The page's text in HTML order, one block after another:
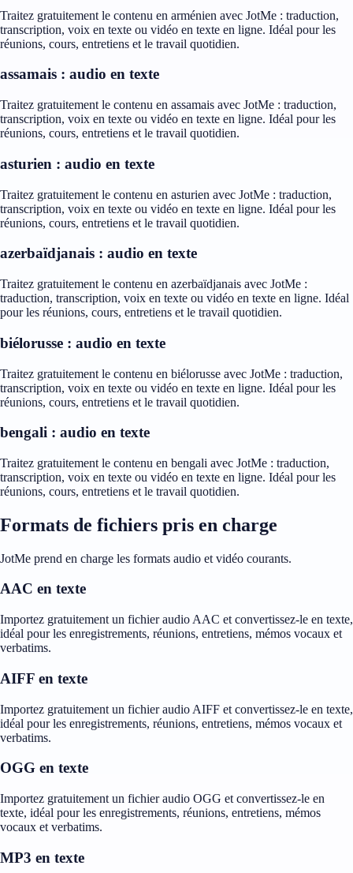
Traitez gratuitement le contenu en arménien avec JotMe : traduction,
transcription, voix en texte ou vidéo en texte en ligne. Idéal pour les
réunions, cours, entretiens et le travail quotidien.
assamais : audio en texte
Traitez gratuitement le contenu en assamais avec JotMe : traduction,
transcription, voix en texte ou vidéo en texte en ligne. Idéal pour les
réunions, cours, entretiens et le travail quotidien.
asturien : audio en texte
Traitez gratuitement le contenu en asturien avec JotMe : traduction,
transcription, voix en texte ou vidéo en texte en ligne. Idéal pour les
réunions, cours, entretiens et le travail quotidien.
azerbaïdjanais : audio en texte
Traitez gratuitement le contenu en azerbaïdjanais avec JotMe :
traduction, transcription, voix en texte ou vidéo en texte en ligne. Idéal
pour les réunions, cours, entretiens et le travail quotidien.
biélorusse : audio en texte
Traitez gratuitement le contenu en biélorusse avec JotMe : traduction,
transcription, voix en texte ou vidéo en texte en ligne. Idéal pour les
réunions, cours, entretiens et le travail quotidien.
bengali : audio en texte
Traitez gratuitement le contenu en bengali avec JotMe : traduction,
transcription, voix en texte ou vidéo en texte en ligne. Idéal pour les
réunions, cours, entretiens et le travail quotidien.
Formats de fichiers pris en charge
JotMe prend en charge les formats audio et vidéo courants.
AAC en texte
Importez gratuitement un fichier audio AAC et convertissez-le en texte,
idéal pour les enregistrements, réunions, entretiens, mémos vocaux et
verbatims.
AIFF en texte
Importez gratuitement un fichier audio AIFF et convertissez-le en texte,
idéal pour les enregistrements, réunions, entretiens, mémos vocaux et
verbatims.
OGG en texte
Importez gratuitement un fichier audio OGG et convertissez-le en
texte, idéal pour les enregistrements, réunions, entretiens, mémos
vocaux et verbatims.
MP3 en texte